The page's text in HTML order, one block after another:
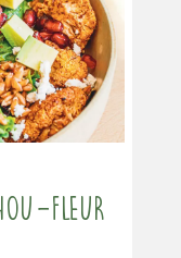
fleur